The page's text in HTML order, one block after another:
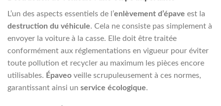
L’un des aspects essentiels de l’enlèvement d’épave est la
destruction du véhicule. Cela ne consiste pas simplement à
envoyer la voiture à la casse. Elle doit être traitée
conformément aux réglementations en vigueur pour éviter
toute pollution et recycler au maximum les pièces encore
utilisables. Épaveo veille scrupuleusement à ces normes,
garantissant ainsi un service écologique.